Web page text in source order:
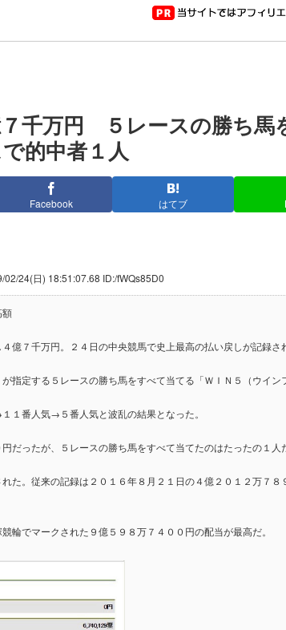
千万円 ５レースの勝ち馬
的中者１人
Facebook はてブ
02/24(日) 18:51:07.68 ID:/fWQs85D0
億７千万円。２４日の中央競馬で史上最高の払い戻しが記録さ
指定する５レースの勝ち馬をすべて当てる「ＷＩＮ５（ウイン
番人気→５番人気と波乱の結果となった。
だったが、５レースの勝ち馬をすべて当てたのはたったの１人
た。従来の記録は２０１６年８月２１日の４億２０１２万７８
輪でマークされた９億５９８万７４００円の配当が最高だ。